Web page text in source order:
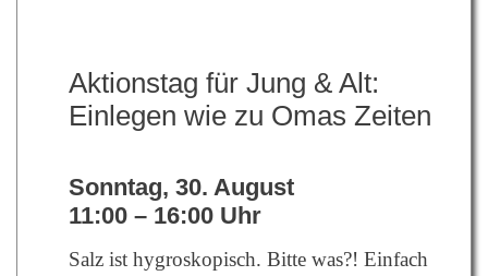
Aktionstag für Jung & Alt:
Einlegen wie zu Omas Zeiten
Sonntag, 30. August
11:00 – 16:00 Uhr
Salz ist hygroskopisch. Bitte was?! Einfach